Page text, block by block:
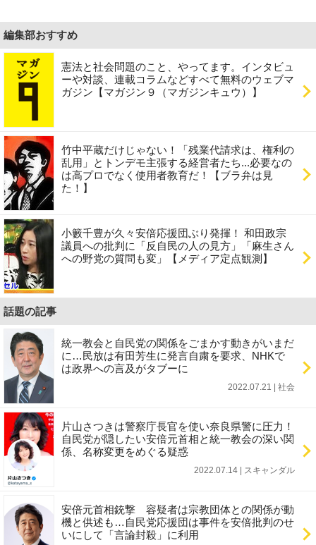
編集部おすすめ
憲法と社会問題のこと、やってます。インタビュ
ーや対談、連載コラムなどすべて無料のウェブマ
ガジン【マガジン９（マガジンキュウ）】
竹中平蔵だけじゃない！「残業代請求は、権利の
乱用」とトンデモ主張する経営者たち...必要なの
は高プロでなく使用者教育だ！【ブラ弁は見
た！】
小籔千豊が久々安倍応援団ぶり発揮！ 和田政宗
議員への批判に「反自民の人の見方」「麻生さん
への野党の質問も変」【メディア定点観測】
話題の記事
統一教会と自民党の関係をごまかす動きがいまだ
に…民放は有田芳生に発言自粛を要求、NHKで
は政界への言及がタブーに
2022.07.21 | 社会
片山さつきは警察庁長官を使い奈良県警に圧力！
自民党が隠したい安倍元首相と統一教会の深い関
係、名称変更をめぐる疑惑
2022.07.14 | スキャンダル
安倍元首相銃撃 容疑者は宗教団体との関係が動
機と供述も…自民党応援団は事件を安倍批判のせ
いにして「言論封殺」に利用